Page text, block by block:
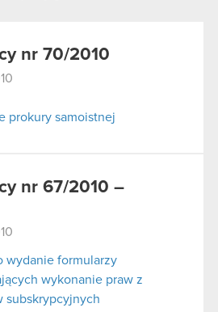
nr 70/2010
prokury samoistnej
nr 67/2010 –
wydanie formularzy
wykonanie praw z
subskrypcyjnych